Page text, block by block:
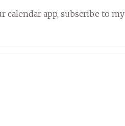
calendar app, subscribe to my